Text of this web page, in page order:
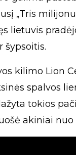
„Tris
lietuvis
šypsoitis.
kilimo Lion
spalvos
tokios
akiniai nuo